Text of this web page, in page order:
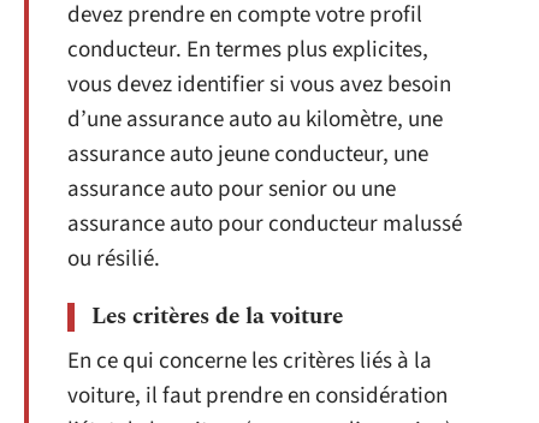
devez prendre en compte votre profil
conducteur. En termes plus explicites,
vous devez identifier si vous avez besoin
d’une assurance auto au kilomètre, une
assurance auto jeune conducteur, une
assurance auto pour senior ou une
assurance auto pour conducteur malussé
ou résilié.
Les critères de la voiture
En ce qui concerne les critères liés à la
voiture, il faut prendre en considération